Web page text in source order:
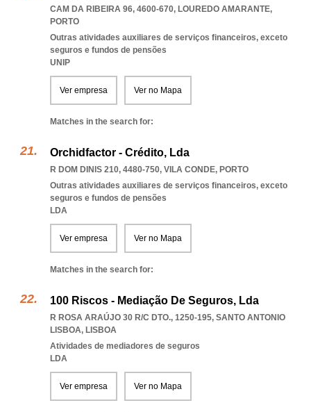
CAM DA RIBEIRA 96, 4600-670, LOUREDO AMARANTE,
PORTO
Outras atividades auxiliares de serviços financeiros, exceto
seguros e fundos de pensões
UNIP
Ver empresa Ver no Mapa
Matches in the search for:
Orchidfactor - Crédito, Lda
R DOM DINIS 210, 4480-750, VILA CONDE, PORTO
Outras atividades auxiliares de serviços financeiros, exceto
seguros e fundos de pensões
LDA
Ver empresa Ver no Mapa
Matches in the search for:
100 Riscos - Mediação De Seguros, Lda
R ROSA ARAÚJO 30 R/C DTO., 1250-195, SANTO ANTONIO
LISBOA, LISBOA
Atividades de mediadores de seguros
LDA
Ver empresa Ver no Mapa